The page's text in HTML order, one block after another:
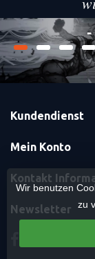
-
Kundendienst
Mein Konto
Kontakt
Newsletter
Wir benutzen
zu